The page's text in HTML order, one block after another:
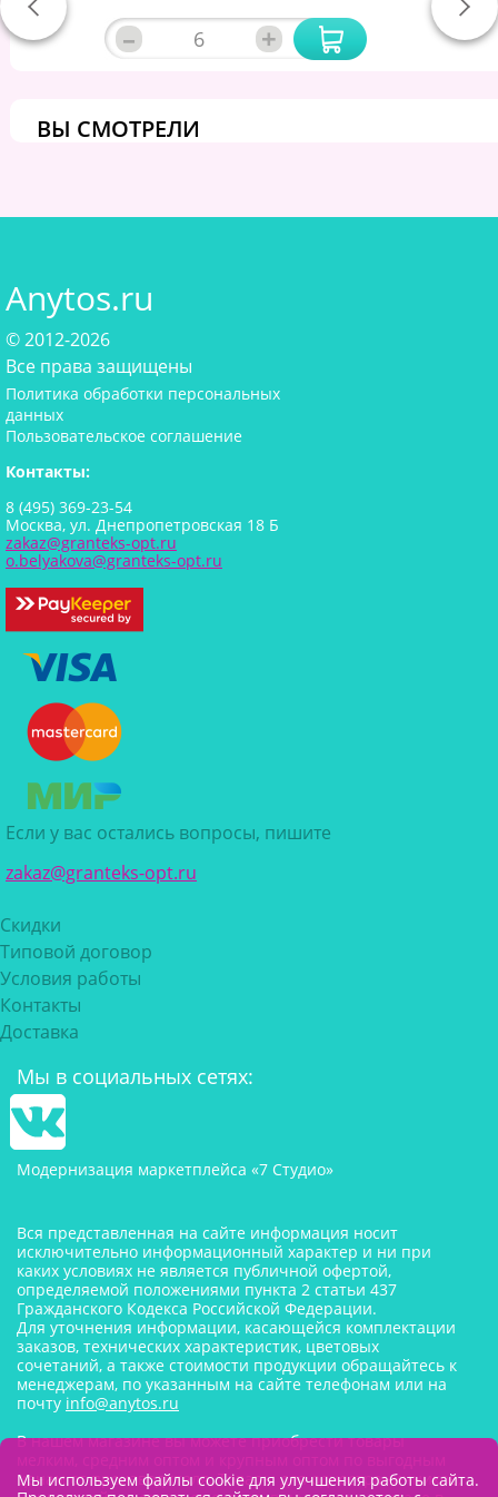
– +
ВЫ СМОТРЕЛИ
Anytos.ru
© 2012-2026
Все права защищены
Политика обработки персональных
данных
Пользовательское соглашение
Контакты:
8 (495) 369-23-54
Москва, ул. Днепропетровская 18 Б
zakaz@granteks-opt.ru
o.belyakova@granteks-opt.ru
Если у вас остались вопросы, пишите
zakaz@granteks-opt.ru
Скидки
Типовой договор
Условия работы
Контакты
Доставка
Мы в социальных сетях:
Модернизация маркетплейса «7 Студио»
Вся представленная на сайте информация носит
исключительно информационный характер и ни при
каких условиях не является публичной офертой,
определяемой положениями пункта 2 статьи 437
Гражданского Кодекса Российской Федерации.
Для уточнения информации, касающейся комплектации
заказов, технических характеристик, цветовых
сочетаний, а также стоимости продукции обращайтесь к
менеджерам, по указанным на сайте телефонам или на
почту info@anytos.ru
В нашем магазине вы можете приобрести товары
ценам от производителя. Товары для одностраничников,
Мы используем файлы cookie для улучшения работы сайта.